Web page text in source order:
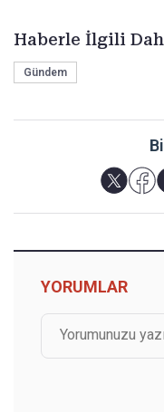
Haberle İlgili
Gündem
YORUMLAR